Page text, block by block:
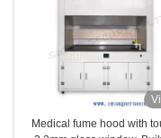
Medical fume hood with